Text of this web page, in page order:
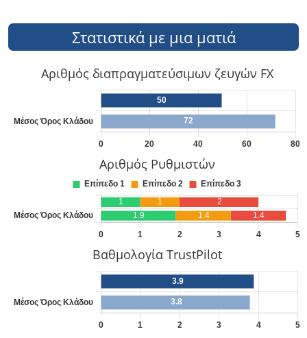
Στατιστικά με μια ματιά
Αριθμός διαπραγματεύσιμων ζευγών FX
Αριθμός Ρυθμιστών
Βαθμολογία TrustPilot